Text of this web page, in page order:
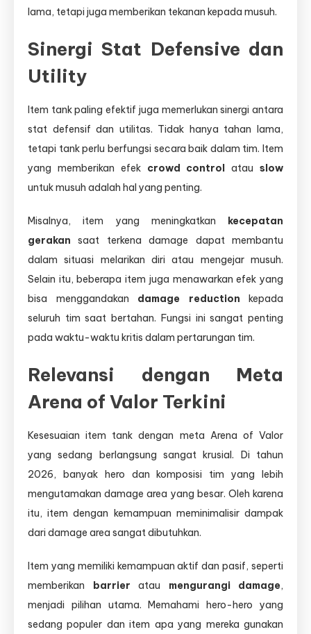
lama, tetapi juga memberikan tekanan kepada musuh.
Sinergi Stat Defensive dan
Utility
Item tank paling efektif juga memerlukan sinergi antara
stat defensif dan utilitas. Tidak hanya tahan lama,
tetapi tank perlu berfungsi secara baik dalam tim. Item
yang memberikan efek crowd control atauslow
untuk musuh adalah hal yang penting.
Misalnya, item yang meningkatkan kecepatan
gerakan saat terkena damage dapat membantu
dalam situasi melarikan diri atau mengejar musuh.
Selain itu, beberapa item juga menawarkan efek yang
bisa menggandakan damage reduction kepada
seluruh tim saat bertahan. Fungsi ini sangat penting
pada waktu-waktu kritis dalam pertarungan tim.
Relevansi dengan Meta
Arena of Valor Terkini
Kesesuaian item tank dengan meta Arena of Valor
yang sedang berlangsung sangat krusial. Di tahun
2026, banyak hero dan komposisi tim yang lebih
mengutamakan damage area yang besar. Oleh karena
itu, item dengan kemampuan meminimalisir dampak
dari damage area sangat dibutuhkan.
Item yang memiliki kemampuan aktif dan pasif, seperti
memberikan barrier atau mengurangi damage,
menjadi pilihan utama. Memahami hero-hero yang
sedang populer dan item apa yang mereka gunakan